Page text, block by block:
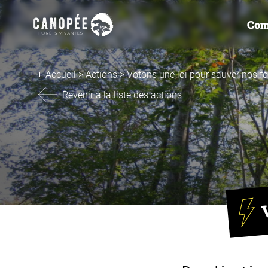
Accueil>Actions>Votons une loi pour sauver nos
Revenir à la liste des actions